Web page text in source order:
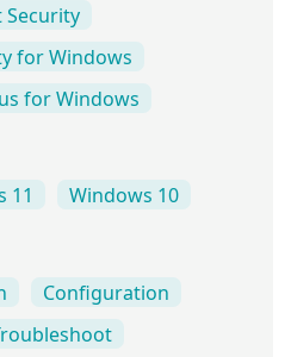
Security
for Windows
for Windows
11 Windows 10
Configuration